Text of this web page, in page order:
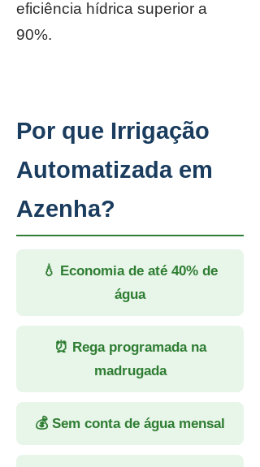
eficiência hídrica superior a
90%.
Por que Irrigação
Automatizada em
Azenha?
💧 Economia de até 40% de
água
⏰ Rega programada na
madrugada
💰 Sem conta de água mensal